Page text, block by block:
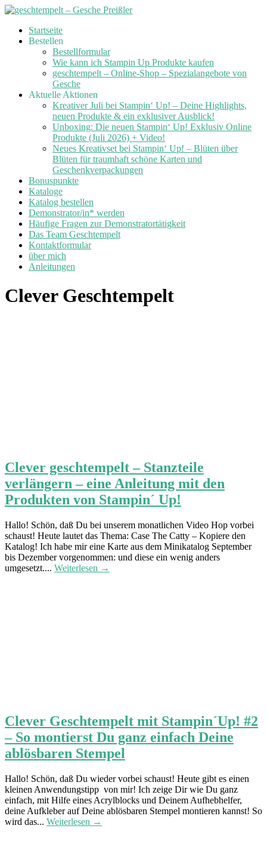
Skip
Startseite
Bestellen
Bestellformular
Wie kann ich Stampin Up Produkte kaufen
geschtempelt – Online-Shop – Spezialangebote von
Gesche
Aktuelle Aktionen
Kreativer Juli bei Stampin‘ Up! – Deine Highlights,
neuen Produkte & ein exklusiver Ausblick!
Unboxing: Die neuen Stampin‘ Up! Exklusiv Online
Produkte (Juli 2026) + Video!
Neues Kreativset bei Stampin‘ Up! – Blüten über
Blüten für traumhaft schöne Karten und
Geschenkverpackungen
Bonuspunkte
Kataloge
Katalog bestellen
Demonstrator/in* werden
Häufige Fragen zur Demonstratortätigkeit
Das Team Geschtempelt
Kontaktformular
über mich
Anleitungen
Clever Geschtempelt
Clever geschtempelt – Stanzteile
verlängern – eine Anleitung mit den
Produkten von Stampin´ Up!
Hallo! Schön, daß Du bei unserem monatlichen Video Hop vorbei
schaust! Heute lautet das Thema: Case The Catty – Kopiere den
Katalog! Ich habe mir eine Karte aus dem Minikatalog September
bis Dezember vorgenommen: und diese ein wenig anders
umgesetzt.... Weiterlesen →
Clever Geschtempelt mit Stampin´Up! #2
– So montierst Du ganz einfach Deine
ablösbaren Stempel
Hallo! Schön, daß Du wieder vorbei schaust! Heute gibt es einen
kleinen Anwendungstipp von mir! Ich zeige Dir wie Du ganz
einfach, mit Hilfe eines Acrylblocks und Deinem Aufhebhelfer,
deine Aufkleber auf Deine ablösbaren Stempel montieren kannst! So
wird das... Weiterlesen →